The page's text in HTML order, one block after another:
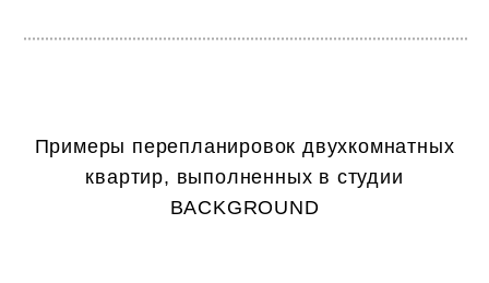
Примеры перепланировок двухкомнатных
квартир, выполненных в студии
BACKGROUND